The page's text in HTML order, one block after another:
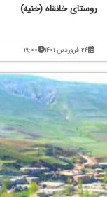
روستای خانقاه (خنیه)
۲۴ فروردین ۱۴۰۱ ۱۹:۰۰